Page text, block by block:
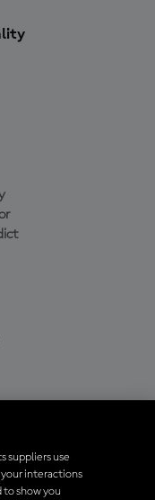
suppliers use
interactions
to show you